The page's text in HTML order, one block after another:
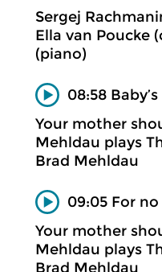
Sergej
Ella van Poucke
(piano)
08:58
Your mother
Mehldau plays
Brad Mehldau
09:05 For
Your mother
Mehldau plays
Brad Mehldau